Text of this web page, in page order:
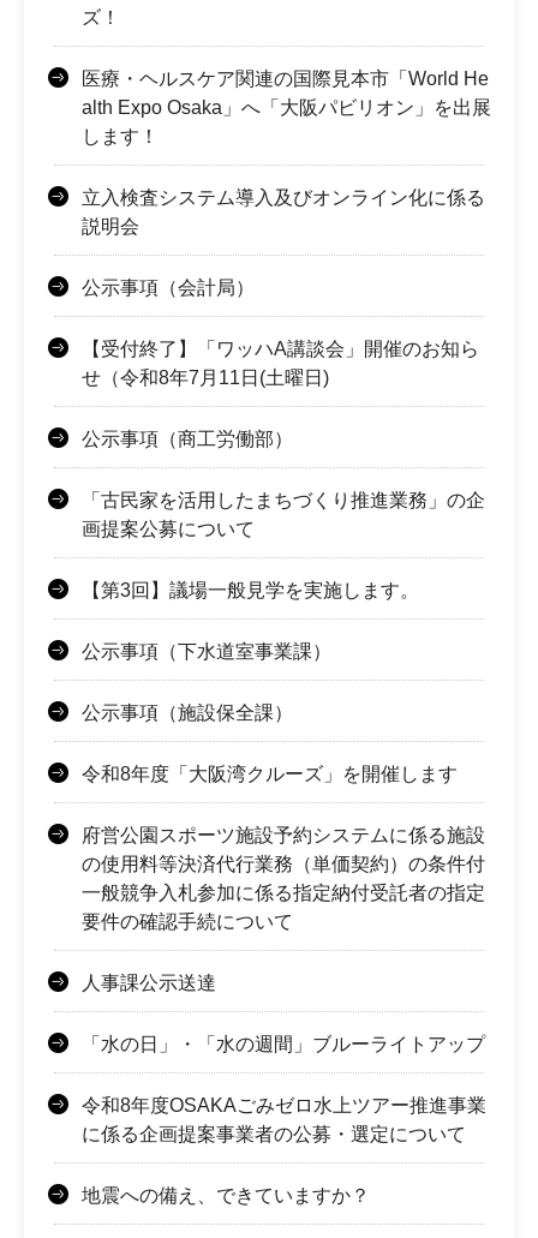
ズ！
医療・ヘルスケア関連の国際見本市「World He
alth Expo Osaka」へ「大阪パビリオン」を出展
します！
立入検査システム導入及びオンライン化に係る
説明会
公示事項（会計局）
【受付終了】「ワッハA講談会」開催のお知ら
せ（令和8年7月11日(土曜日)
公示事項（商工労働部）
「古民家を活用したまちづくり推進業務」の企
画提案公募について
【第3回】議場一般見学を実施します。
公示事項（下水道室事業課）
公示事項（施設保全課）
令和8年度「大阪湾クルーズ」を開催します
府営公園スポーツ施設予約システムに係る施設
の使用料等決済代行業務（単価契約）の条件付
一般競争入札参加に係る指定納付受託者の指定
要件の確認手続について
人事課公示送達
「水の日」・「水の週間」ブルーライトアップ
令和8年度OSAKAごみゼロ水上ツアー推進事業
に係る企画提案事業者の公募・選定について
地震への備え、できていますか？